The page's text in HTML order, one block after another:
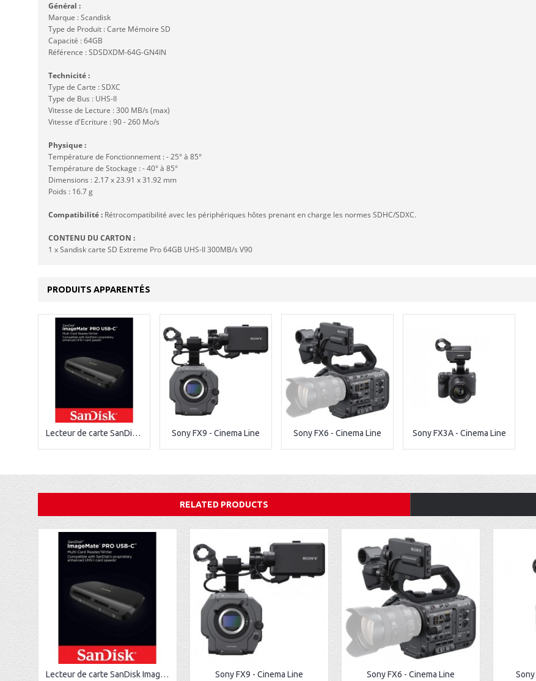
Général :
Marque : Scandisk
Type de Produit : Carte Mémoire SD
Capacité : 64GB
Référence : SDSDXDM-64G-GN4IN
Technicité :
Type de Carte : SDXC
Type de Bus : UHS-II
Vitesse de Lecture : 300 MB/s (max)
Vitesse d'Ecriture : 90 - 260 Mo/s
Physique :
Température de Fonctionnement : - 25° à 85°
Température de Stockage : - 40° à 85°
Dimensions : 2.17 x 23.91 x 31.92 mm
Poids : 16.7 g
Compatibilité : Rétrocompatibilité avec les périphériques hôtes prenant en charge les normes SDHC/SDXC.
CONTENU DU CARTON :
1 x Sandisk carte SD Extreme Pro 64GB UHS-II 300MB/s V90
PRODUITS APPARENTÉS
Lecteur de carte SanDisk ImageMate® PRO USB-C Sony FX9 - Cinema Line Sony FX6 - Cinema Line Sony FX3A - Cinema Line
RELATED PRODUCTS
Lecteur de carte SanDisk ImageMate® PRO USB-C Sony FX9 - Cinema Line Sony FX6 - Cinema Line Sony